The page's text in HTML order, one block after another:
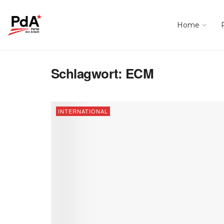
Home
Schlagwort: ECM
INTERNATIONAL